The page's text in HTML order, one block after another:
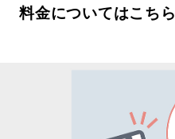
料金についてはこちら